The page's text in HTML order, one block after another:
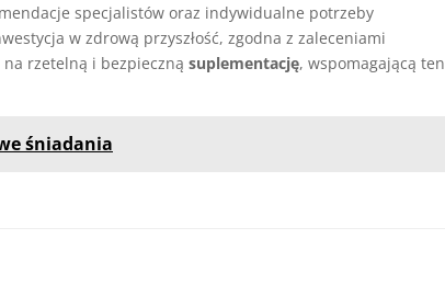
specjalistów oraz indywidualne potrzeby
w zdrową przyszłość, zgodna z zaleceniami
rzetelną i bezpieczną suplementację, wspomagającą ten
śniadania